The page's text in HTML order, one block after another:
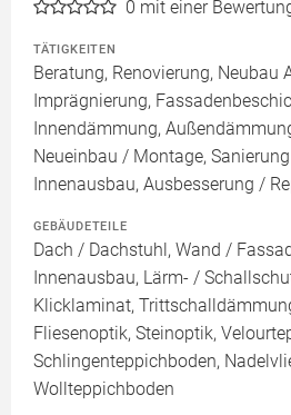
0 mit einer
TÄTIGKEITEN
Beratung, Renovierung, Neubau
Imprägnierung,
Innendämmung,
Neueinbau / Montage,
Innenausbau, Ausbesserung /
GEBÄUDETEILE
Dach / Dachstuhl, Wand /
Innenausbau, Lärm- /
Klicklaminat,
Fliesenoptik, Steinoptik,
Schlingenteppichboden,
Wollteppichboden